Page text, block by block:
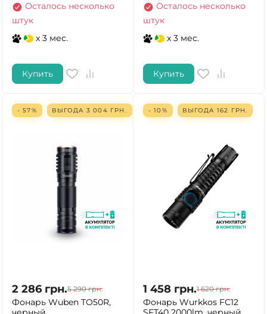
Осталось несколько
штук
x 3 мес.
Купить
Осталось несколько
штук
x 3 мес.
Купить
- 57% ВЫГОДА 3 004 ГРН.
2 286 грн.5 290 грн.
Фонарь Wuben TO50R,
- 10% ВЫГОДА 162 ГРН.
1 458 грн.1 620 грн.
Фонарь Wurkkos FC12